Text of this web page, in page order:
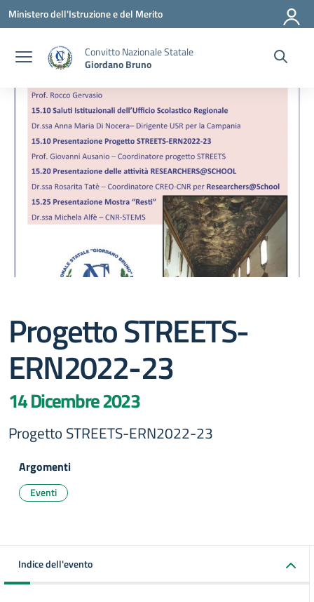
Vai ai contenuti
Vai al menu di navigazione
Vai al footer
Ministero dell'Istruzione e del Merito
Convitto Nazionale Statale
Giordano Bruno
Progetto STREETS-
ERN2022-23
14 Dicembre 2023
Progetto STREETS-ERN2022-23
Argomenti
Eventi
Indice dell'evento